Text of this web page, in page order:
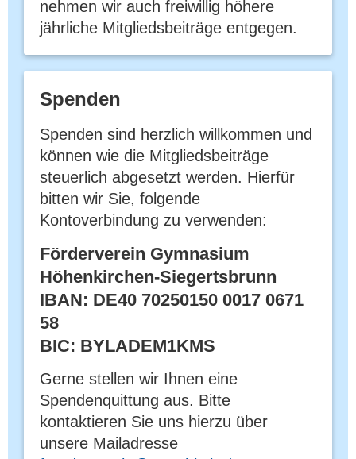
nehmen wir auch freiwillig höhere
jährliche Mitgliedsbeiträge entgegen.
Spenden
Spenden sind herzlich willkommen und
können wie die Mitgliedsbeiträge
steuerlich abgesetzt werden. Hierfür
bitten wir Sie, folgende
Kontoverbindung zu verwenden:
Förderverein Gymnasium
Höhenkirchen-Siegertsbrunn
IBAN: DE40 70250150 0017 0671
58
BIC: BYLADEM1KMS
Gerne stellen wir Ihnen eine
Spendenquittung aus. Bitte
kontaktieren Sie uns hierzu über
unsere Mailadresse